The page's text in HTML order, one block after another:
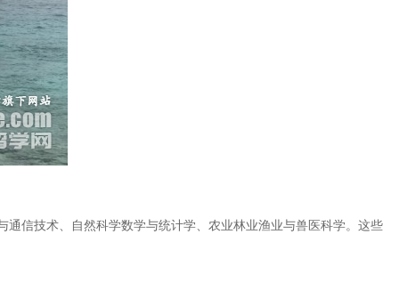
信技术、自然科学数学与统计学、农业林业渔业与兽医科学。这些